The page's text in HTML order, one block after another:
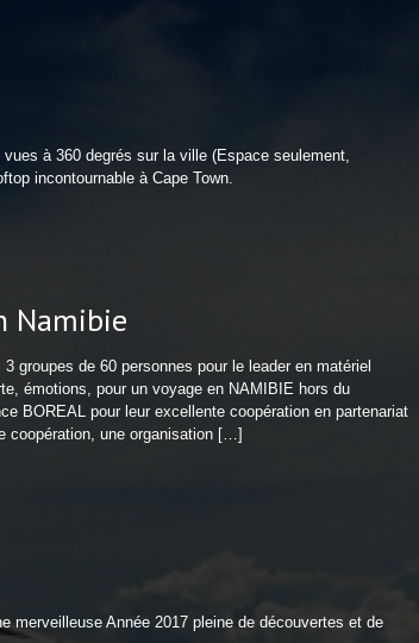
à 360 degrés sur la ville (Espace seulement,
incontournable à Cape Town.
Namibie
groupes de 60 personnes pour le leader en matériel
émotions, pour un voyage en NAMIBIE hors du
BOREAL pour leur excellente coopération en partenariat
coopération, une organisation […]
merveilleuse Année 2017 pleine de découvertes et de